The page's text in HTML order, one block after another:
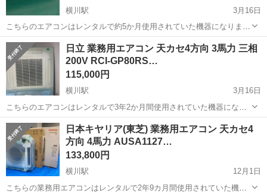
横川駅
3月16日
こちらのエアコンはレンタルで約5か月使用されていた機器になりま
す。 レンタル中は定期的にフィルター清掃、室内機洗浄を行っている
ため、メンテナンスの行き届いた状態の良いリユースエアコンとなっ
ています。 【仕様（...
広島 広島市 横川駅 季節、空調家電 業務用エアコン
日立 業務用エアコン 天カセ4方向 3馬力 三相
200V RCI-GP80RS…
115,000円
横川駅
3月16日
こちらのエアコンはレンタルで3年2か月間使用されていた機器になり
ます。 レンタル期間中は定期的にフィルター清掃、室内機洗浄を行っ
ているため、メンテナンスの行き届いた状態の良いリユースエアコン
となっています。 レン...
広島 広島市 横川駅 季節、空調家電 業務用エアコン
日本キヤリア(東芝) 業務用エアコン 天カセ4
方向 4馬力 AUSA1127…
133,800円
横川駅
12月1日
こちらの業務用エアコンはレンタルで2年9カ月間使用されていた機器